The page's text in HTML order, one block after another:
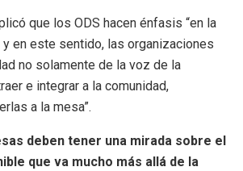
que los ODS hacen énfasis “en la
en este sentido, las organizaciones
no solamente de la voz de la
e integrar a la comunidad,
a la mesa”.
deben tener una mirada sobre el
que va mucho más allá de la